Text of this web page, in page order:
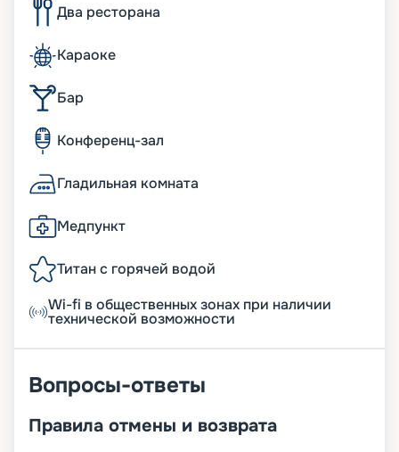
Два ресторана
Караоке
Бар
Конференц-зал
Гладильная комната
Медпункт
Титан с горячей водой
Wi-fi в общественных зонах при наличии
технической возможности
Вопросы-ответы
Правила отмены и возврата